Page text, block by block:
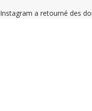
Instagram a retourné des